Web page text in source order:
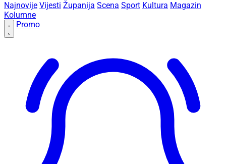
Najnovije Vijesti Županija Scena Sport Kultura Magazin
Kolumne
Promo